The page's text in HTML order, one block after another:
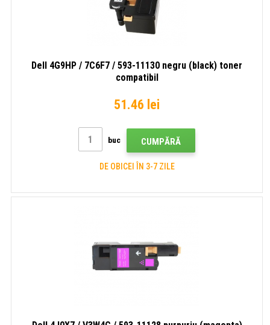
Dell 4G9HP / 7C6F7 / 593-11130 negru (black) toner
compatibil
51.46 lei
buc CUMPĂRĂ
DE OBICEI ÎN 3-7 ZILE